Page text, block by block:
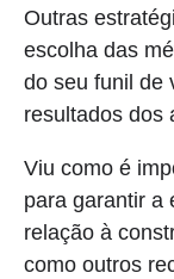
Outras
escolha das
do seu funil de
resultados dos
Viu como é
para garantir a
relação à
como outros